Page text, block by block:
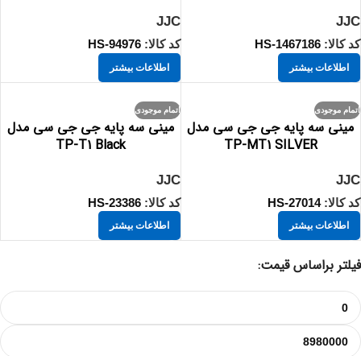
فیلتر براساس قیمت:
JJC
کد کالا: HS-1467186
اطلاعات بیشتر
JJC
کد کالا:HS-94976
اطلاعات بیشتر
اتمام موجودی
مینی سه پایه جی جی سی مدل
TP-MT1 SILVER
JJC
کد کالا:HS-27014
اطلاعات بیشتر
اتمام موجودی
مینی سه پایه جی جی سی مدل
TP-T1 Black
JJC
کد کالا:HS-23386
اطلاعات بیشتر